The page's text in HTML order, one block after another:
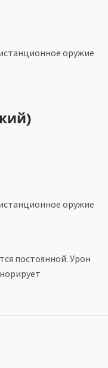
оружие
оружие
постоянной. Урон